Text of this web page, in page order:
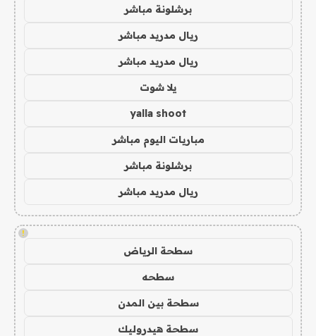
برشلونة مباشر
ريال مدريد مباشر
ريال مدريد مباشر
يلا شوت
yalla shoot
مباريات اليوم مباشر
برشلونة مباشر
ريال مدريد مباشر
!
سطحة الرياض
سطحه
سطحة بين المدن
سطحة هيدروليك